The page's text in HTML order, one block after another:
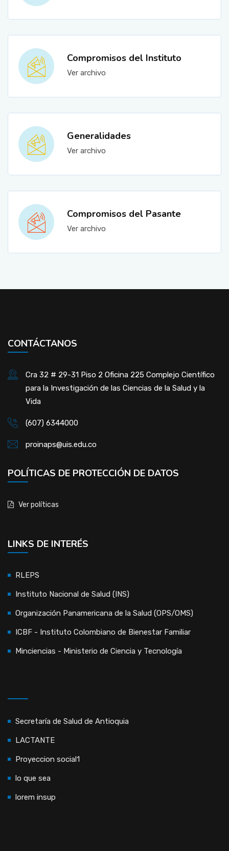
Compromisos del Instituto
Ver archivo
Generalidades
Ver archivo
Compromisos del Pasante
Ver archivo
CONTÁCTANOS
Cra 32 # 29-31 Piso 2 Oficina 225 Complejo Científico
para la Investigación de las Ciencias de la Salud y la
Vida
(607) 6344000
proinaps@uis.edu.co
POLÍTICAS DE PROTECCIÓN DE DATOS
Ver políticas
LINKS DE INTERÉS
RLEPS
Instituto Nacional de Salud (INS)
Organización Panamericana de la Salud (OPS/OMS)
ICBF - Instituto Colombiano de Bienestar Familiar
Minciencias - Ministerio de Ciencia y Tecnología
Secretaría de Salud de Antioquia
LACTANTE
Proyeccion social1
lo que sea
lorem insup